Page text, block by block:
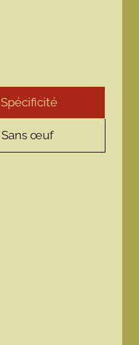
Spécificité
Sans œuf